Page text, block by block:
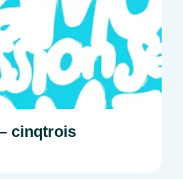
cinqtrois